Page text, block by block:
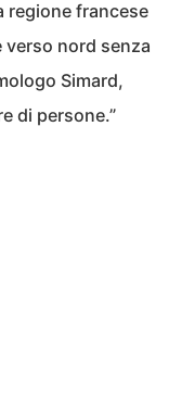
regione francese
verso nord senza
Simard,
di persone.”